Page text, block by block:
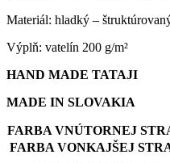
Materiál: hladký –
Výplň: vatelín 200 g/m²
HAND MADE TATAJI
MADE IN SLOVAKIA
FARBA VNÚTORNEJ
FARBA VONKAJŠEJ